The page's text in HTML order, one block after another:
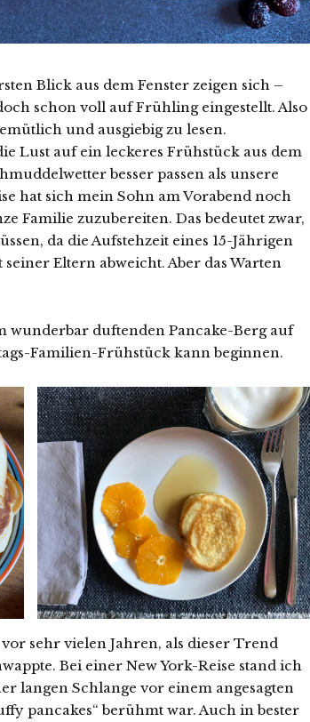
Blick aus dem Fenster zeigen sich –
schon voll auf Frühling eingestellt. Also
und ausgiebig zu lesen.
Lust auf ein leckeres Frühstück aus dem
besser passen als unsere
hat sich mein Sohn am Vorabend noch
Familie zuzubereiten. Das bedeutet zwar,
da die Aufstehzeit eines 15-Jährigen
Eltern abweicht. Aber das Warten
wunderbar duftenden Pancake-Berg auf
Familien-Frühstück kann beginnen.
sehr vielen Jahren, als dieser Trend
Bei einer New York-Reise stand ich
langen Schlange vor einem angesagten
pancakes“ berühmt war. Auch in bester